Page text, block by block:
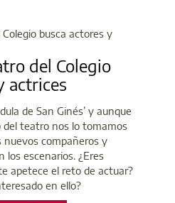
del Colegio
actrices
de San Ginés’ y aunque
del teatro nos lo tomamos
nuevos compañeros y
los escenarios. ¿Eres
apetece el reto de actuar?
en ello?